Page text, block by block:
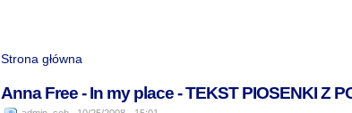
Strona główna
Anna Free - In my place - TEKST PIOSENKI Z